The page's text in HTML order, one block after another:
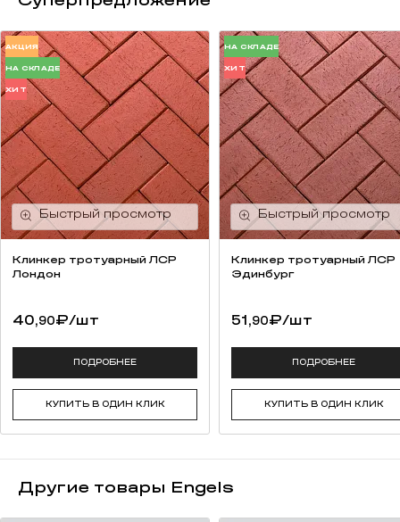
АКЦИЯ
НА СКЛАДЕ
ХИТ
Клинкер тротуарный ЛСР
Лондон
40,90₽/шт
ПОДРОБНЕЕ
КУПИТЬ В ОДИН КЛИК
НА СКЛАДЕ
ХИТ
Клинкер тротуарный ЛСР
Эдинбург
51,90₽/шт
ПОДРОБНЕЕ
КУПИТЬ В ОДИН КЛИК
Другие товары Engels